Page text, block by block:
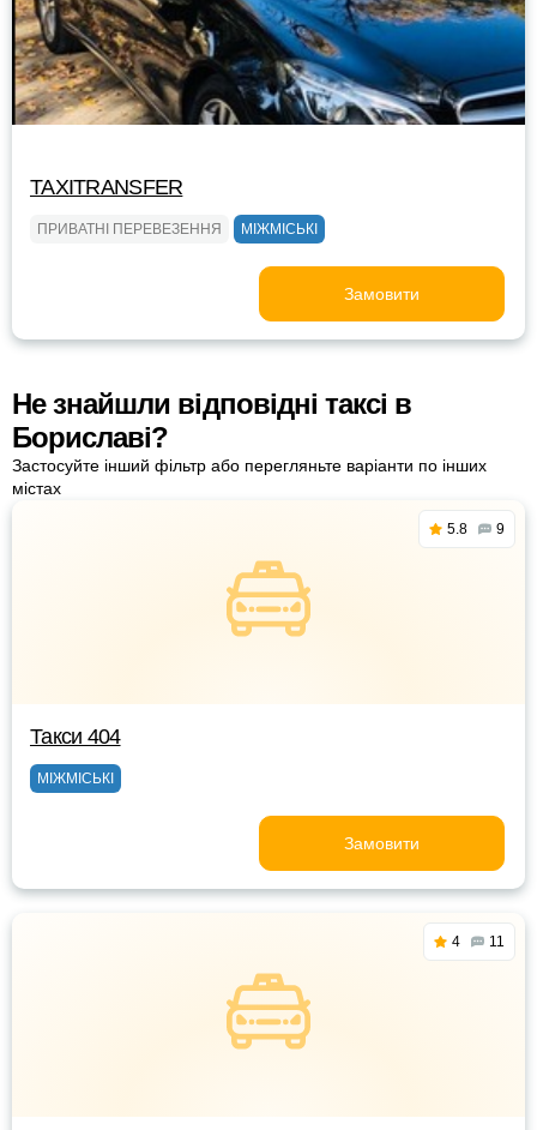
TAXITRANSFER
ПРИВАТНІ ПЕРЕВЕЗЕННЯ МІЖМІСЬКІ
Замовити
Не знайшли відповідні таксі в
Бориславі?
Застосуйте інший фільтр або перегляньте варіанти по інших
містах
5.8 9
Такси 404
МІЖМІСЬКІ
Замовити
4 11